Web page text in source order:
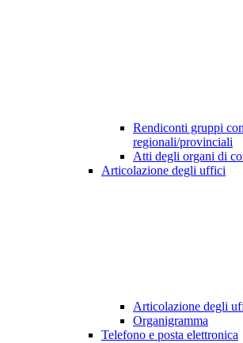
Rendiconti gruppi
regionali/provinciali
Atti degli organi di
Articolazione degli uffici
Articolazione degli
Organigramma
Telefono e posta elettronica